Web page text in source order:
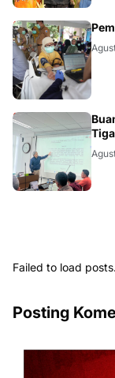
AKURATNEWS
AKURATNEWS
Failed to load posts.
Posting